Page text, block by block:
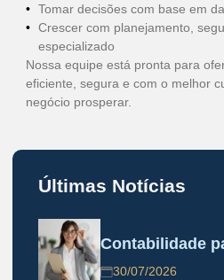
Tomar decisões com base em
Crescer com planejamento,
especializado
Nossa equipe está pronta para
eficiente, segura e com o melhor
negócio prosperar.
Últimas Notícias
Contabilidade
30/07/2026